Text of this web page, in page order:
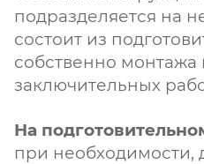
подразделяется на
состоит из
собственно монтажа
заключительных
На
при необходимости,